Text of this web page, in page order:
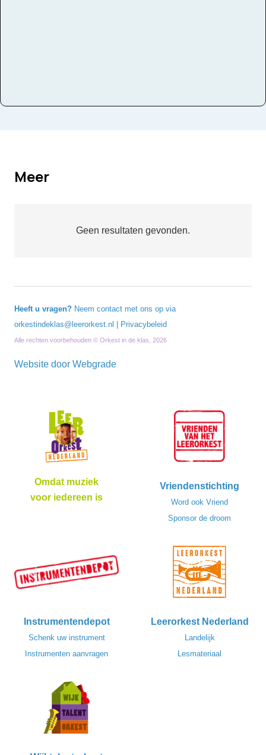
Meer
Geen resultaten gevonden.
Omdat muziek
voor iedereen is
Vriendenstichting
Word ook Vriend
Sponsor de droom
Instrumentendepot
Schenk uw instrument
Instrumenten aanvragen
Leerorkest Nederland
Landelijk
Lesmateriaal
Heeft u vragen? Neem contact met ons op via
orkestindeklas@leerorkest.nl
Privacybeleid
Alle rechten voorbehouden © Orkest in de klas, 2026
Website door Webgrade